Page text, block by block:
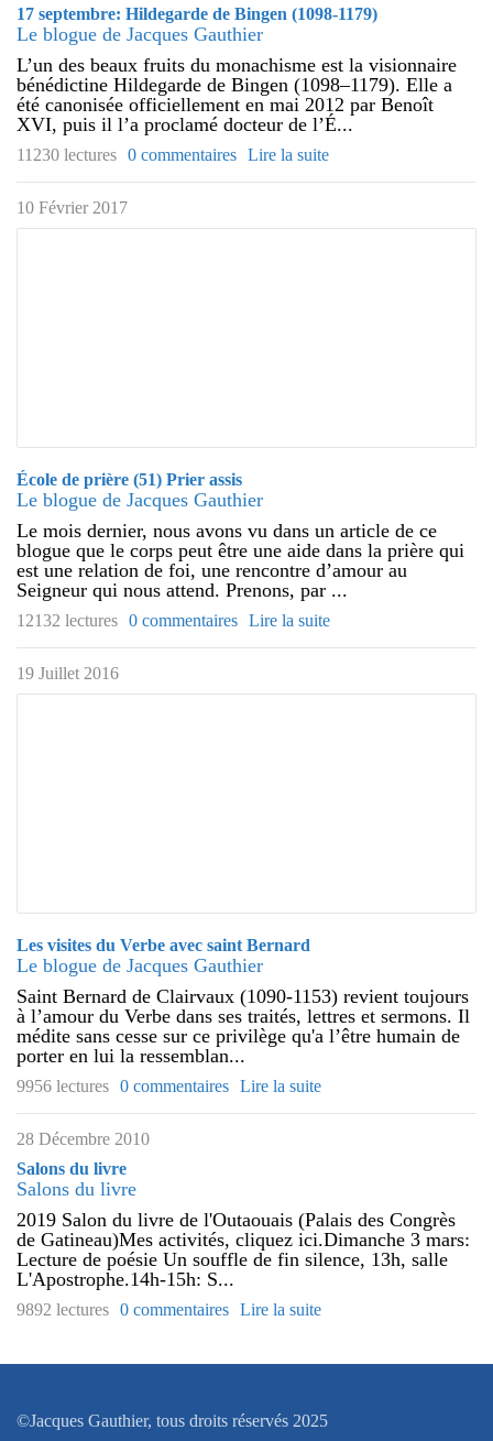
17 septembre: Hildegarde de Bingen (1098-1179)
Le blogue de Jacques Gauthier
L’un des beaux fruits du monachisme est la visionnaire
bénédictine Hildegarde de Bingen (1098–1179). Elle a
été canonisée officiellement en mai 2012 par Benoît
XVI, puis il l’a proclamé docteur de l’É...
11230 lectures 0 commentaires Lire la suite
10 Février 2017
École de prière (51) Prier assis
Le blogue de Jacques Gauthier
Le mois dernier, nous avons vu dans un article de ce
blogue que le corps peut être une aide dans la prière qui
est une relation de foi, une rencontre d’amour au
Seigneur qui nous attend. Prenons, par ...
12132 lectures 0 commentaires Lire la suite
19 Juillet 2016
Les visites du Verbe avec saint Bernard
Le blogue de Jacques Gauthier
Saint Bernard de Clairvaux (1090-1153) revient toujours
à l’amour du Verbe dans ses traités, lettres et sermons. Il
médite sans cesse sur ce privilège qu'a l’être humain de
porter en lui la ressemblan...
9956 lectures 0 commentaires Lire la suite
28 Décembre 2010
Salons du livre
Salons du livre
2019 Salon du livre de l'Outaouais (Palais des Congrès
de Gatineau)Mes activités, cliquez ici.Dimanche 3 mars:
Lecture de poésie Un souffle de fin silence, 13h, salle
L'Apostrophe.14h-15h: S...
9892 lectures 0 commentaires Lire la suite
©Jacques Gauthier, tous droits réservés 2025